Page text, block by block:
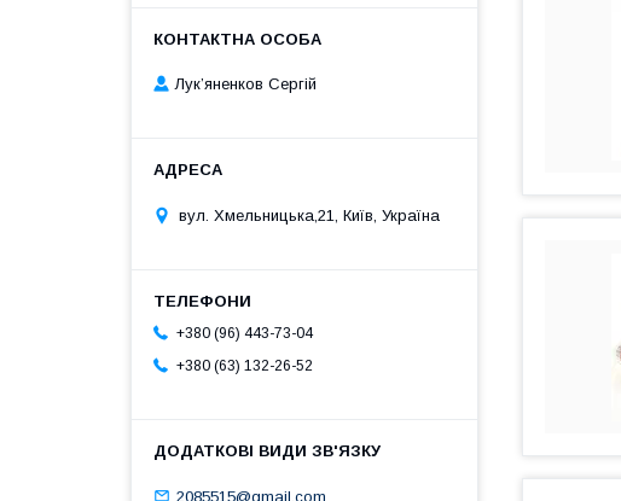
Лук’яненков Сергій
вул. Хмельницька,21, Київ, Україна
+380 (96) 443-73-04
+380 (63) 132-26-52
2085515@gmail.com